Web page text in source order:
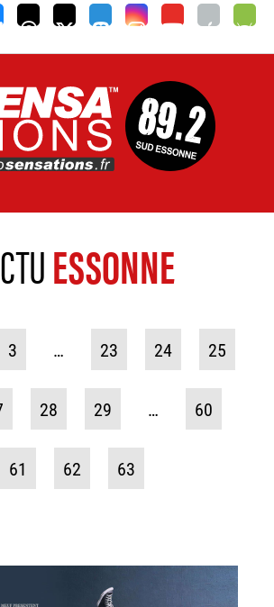
ESSONNE
3 … 23 24 25
28 29 … 60
61 62 63